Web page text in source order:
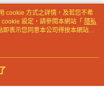
cookie 方式之詳情，及若您不希
設定，請參閱本網站「 隱私
即表示您同意本公司得按本網站使